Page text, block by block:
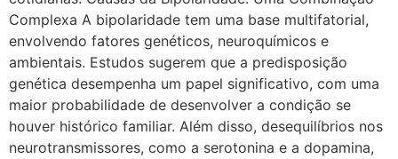
Complexa A bipolaridade tem uma base multifatorial,
envolvendo fatores genéticos, neuroquímicos e
ambientais. Estudos sugerem que a predisposição
genética desempenha um papel significativo, com uma
maior probabilidade de desenvolver a condição se
houver histórico familiar. Além disso, desequilíbrios nos
neurotransmissores, como a serotonina e a dopamina,